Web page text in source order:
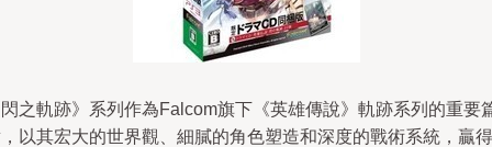
之軌跡》系列作為Falcom旗下《英雄傳說》軌跡系列的重要
以其宏大的世界觀、細膩的角色塑造和深度的戰術系統，贏得